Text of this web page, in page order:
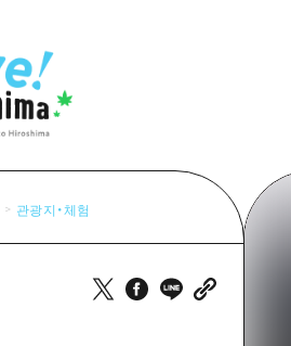
아트
Dive!
Hiroshima
목록
접근
보조 트래픽 요약
관광지・체험